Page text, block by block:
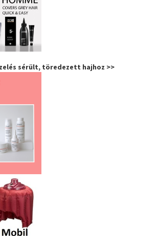
sérült, töredezett hajhoz >>